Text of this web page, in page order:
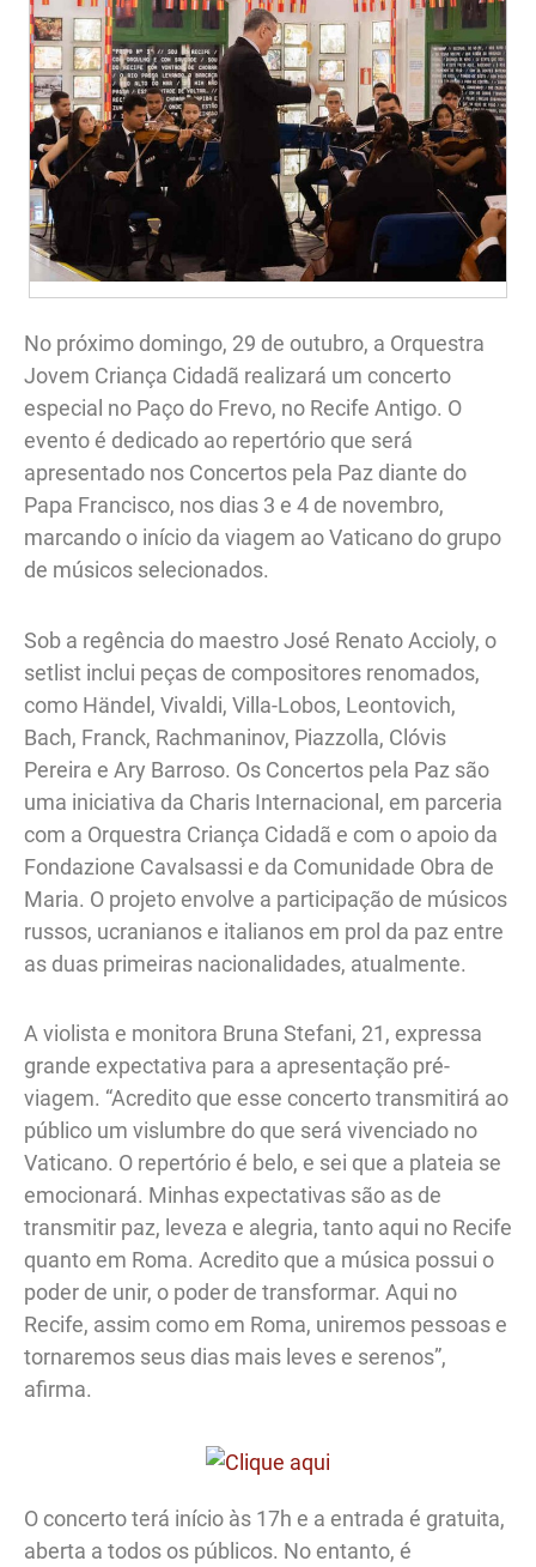
No próximo domingo, 29 de outubro, a Orquestra
Jovem Criança Cidadã realizará um concerto
especial no Paço do Frevo, no Recife Antigo. O
evento é dedicado ao repertório que será
apresentado nos Concertos pela Paz diante do
Papa Francisco, nos dias 3 e 4 de novembro,
marcando o início da viagem ao Vaticano do grupo
de músicos selecionados.
Sob a regência do maestro José Renato Accioly, o
setlist inclui peças de compositores renomados,
como Händel, Vivaldi, Villa-Lobos, Leontovich,
Bach, Franck, Rachmaninov, Piazzolla, Clóvis
Pereira e Ary Barroso. Os Concertos pela Paz são
uma iniciativa da Charis Internacional, em parceria
com a Orquestra Criança Cidadã e com o apoio da
Fondazione Cavalsassi e da Comunidade Obra de
Maria. O projeto envolve a participação de músicos
russos, ucranianos e italianos em prol da paz entre
as duas primeiras nacionalidades, atualmente.
A violista e monitora Bruna Stefani, 21, expressa
grande expectativa para a apresentação pré-
viagem. “Acredito que esse concerto transmitirá ao
público um vislumbre do que será vivenciado no
Vaticano. O repertório é belo, e sei que a plateia se
emocionará. Minhas expectativas são as de
transmitir paz, leveza e alegria, tanto aqui no Recife
quanto em Roma. Acredito que a música possui o
poder de unir, o poder de transformar. Aqui no
Recife, assim como em Roma, uniremos pessoas e
tornaremos seus dias mais leves e serenos”,
afirma.
O concerto terá início às 17h e a entrada é gratuita,
aberta a todos os públicos. No entanto, é